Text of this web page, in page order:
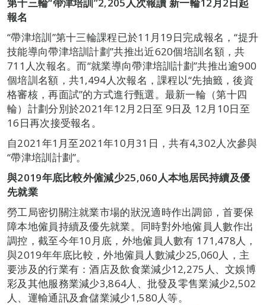
報名
“帶津培訓”第十三輪課程已於11月19日完成報名，“提升
技能導向帶津培訓計劃”共推出近620個培訓名額，共
711人次報名。而“就業導向帶津培訓計劃”共推出逾900
個培訓名額，共1,494人次報名，課程以“先抽籤，後資
格審核，再面試”的方式進行甄選。最新一輪（第十四
輪）計劃分別於2021年12月2日至 9日及 12月10日至
16日再次接受報名。
自2021年1月至2021年10月31日，共有4,302人次參與
“帶津培訓計劃”。
與2019年底比較外僱減少25,060人本地居民持續及優
先就業
勞工局密切關注就業市場的狀況適時作出調節，首要保
障本地僱員持續及優先就業。同時對外地僱員人數作出
調控，截至今年10月底，外地僱員人數有 171,478人，
與2019年年底比較，外地僱員人數減少25,060人，主
要涉及的行業有：酒店及飲食業減少12,275人、文娛博
彩及其他服務業減少3,864人、批發及零售業減少2,502
人、運輸通訊及倉儲業減少1,580人等。